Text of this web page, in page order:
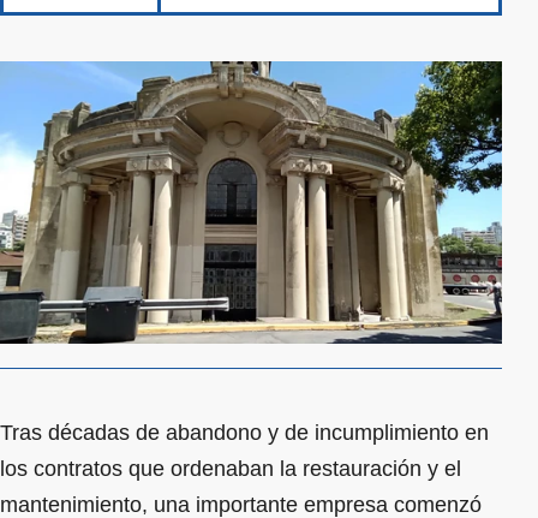
Tras décadas de abandono y de incumplimiento en
los contratos que ordenaban la restauración y el
mantenimiento, una importante empresa comenzó